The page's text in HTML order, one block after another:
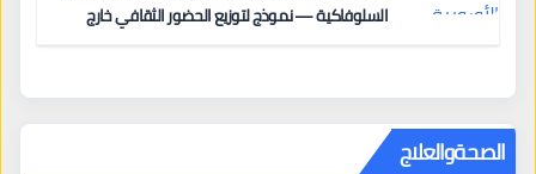
السلوفاكية — نموذج لتوزيع الحضور الثقافي خارج
الصحةوالعلاج